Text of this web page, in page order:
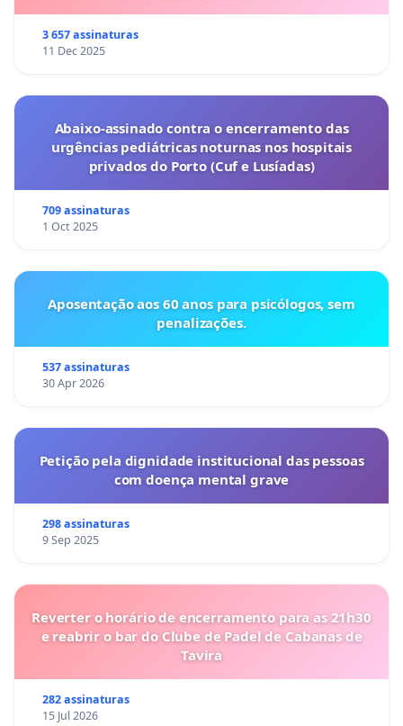
3 657 assinaturas
11 Dec 2025
Abaixo-assinado contra o encerramento das
urgências pediátricas noturnas nos hospitais
privados do Porto (Cuf e Lusíadas)
709 assinaturas
1 Oct 2025
Aposentação aos 60 anos para psicólogos, sem
penalizações.
537 assinaturas
30 Apr 2026
Petição pela dignidade institucional das pessoas
com doença mental grave
298 assinaturas
9 Sep 2025
Reverter o horário de encerramento para as 21h30
e reabrir o bar do Clube de Padel de Cabanas de
Tavira
282 assinaturas
15 Jul 2026